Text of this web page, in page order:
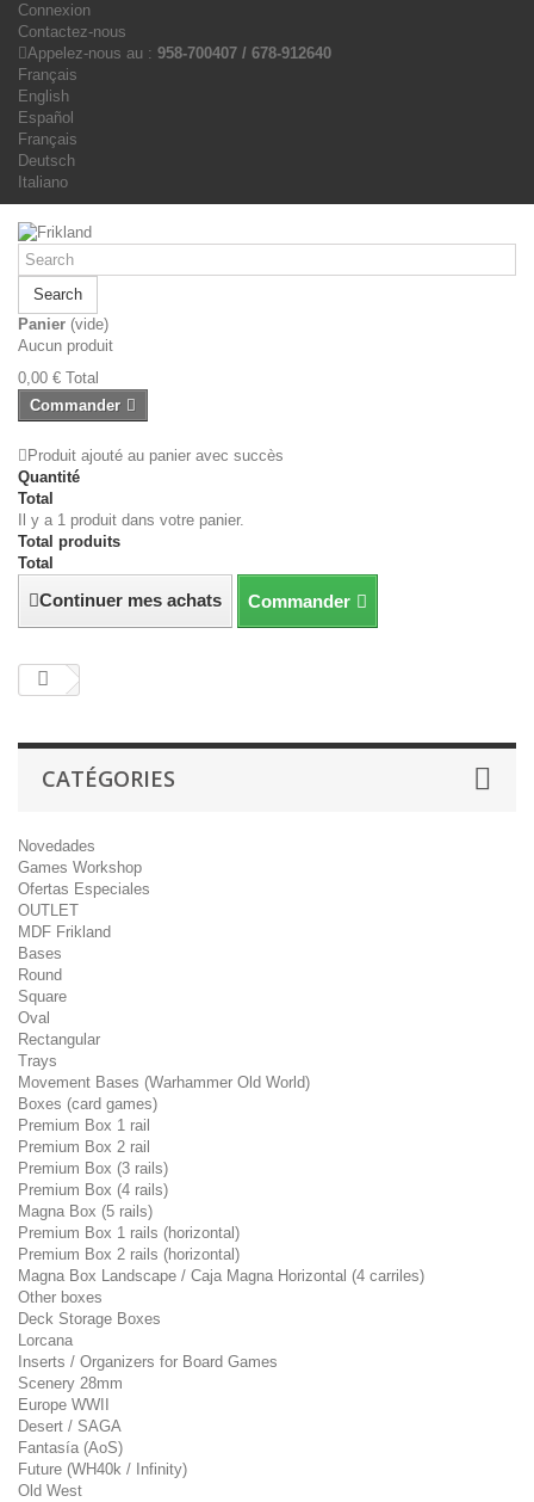
Connexion
Contactez-nous
Appelez-nous au : 958-700407 / 678-912640
Français
English
Español
Français
Deutsch
Italiano
Search
Panier (vide)
Aucun produit
0,00 € Total
Commander
Produit ajouté au panier avec succès
Quantité
Total
Il y a 1 produit dans votre panier.
Total produits
Total
Continuer mes achats Commander
CATÉGORIES
Novedades
Games Workshop
Ofertas Especiales
OUTLET
MDF Frikland
Bases
Round
Square
Oval
Rectangular
Trays
Movement Bases (Warhammer Old World)
Boxes (card games)
Premium Box 1 rail
Premium Box 2 rail
Premium Box (3 rails)
Premium Box (4 rails)
Magna Box (5 rails)
Premium Box 1 rails (horizontal)
Premium Box 2 rails (horizontal)
Magna Box Landscape / Caja Magna Horizontal (4 carriles)
Other boxes
Deck Storage Boxes
Lorcana
Inserts / Organizers for Board Games
Scenery 28mm
Europe WWII
Desert / SAGA
Fantasía (AoS)
Future (WH40k / Infinity)
Old West